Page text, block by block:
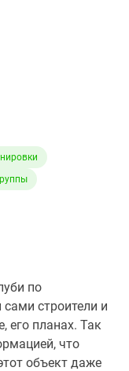
по
строители и
его планах. Так
что
объект даже